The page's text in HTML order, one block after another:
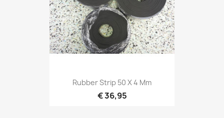
Rubber Strip 50 X 4 Mm
€ 36,95